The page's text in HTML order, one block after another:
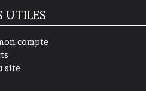
UTILES
compte
site